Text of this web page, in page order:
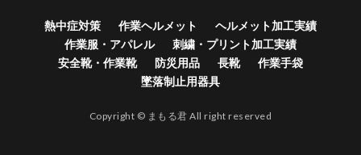
熱中症対策 作業ヘルメット
ヘルメット加工実績
作業服・アパレル
刺繍・プリント加工実績
安全靴・作業靴
防災用品 長靴
作業手袋
墜落制止用器具
Copyright © まもる君 All right reserved